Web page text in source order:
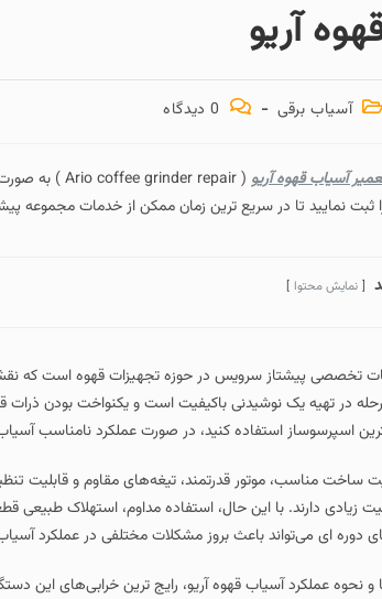
آریو
آسیاب برقی 0 دیدگاه
آسیاب قهوه آریو
ثبت نمایید تا در سریع ترین زمان ممکن از خدمات مجموعه
نمایش محتوا
تخصصی پیشتاز سرویس در حوزه تجهیزات قهوه است که
در تهیه یک نوشیدنی باکیفیت است و یکنواخت بودن
اسپرسوساز استفاده کنید، در صورت عملکرد نامناسب
ساخت مناسب، موتور قدرتمند، تیغه‌های مقاوم و قابلیت
زیادی دارند. با این حال، استفاده مداوم، استهلاک
دوره‌ ای می‌تواند باعث بروز مشکلات مختلفی در عملکرد
و نحوه عملکرد آسیاب قهوه آریو، رایج‌ ترین خرابی‌های